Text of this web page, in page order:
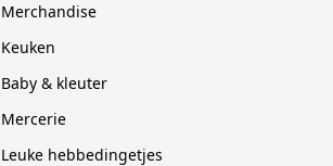
Merchandise
Keuken
Baby & kleuter
Mercerie
Leuke hebbedingetjes